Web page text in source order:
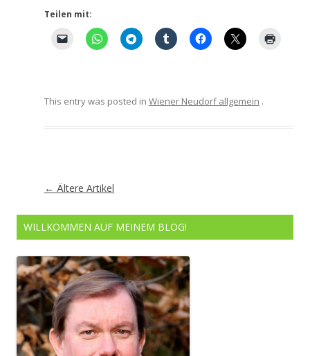
Teilen mit:
This entry was posted in Wiener Neudorf allgemein .
Artikel-
← Ältere Artikel
WILLKOMMEN AUF MEINEM BLOG!